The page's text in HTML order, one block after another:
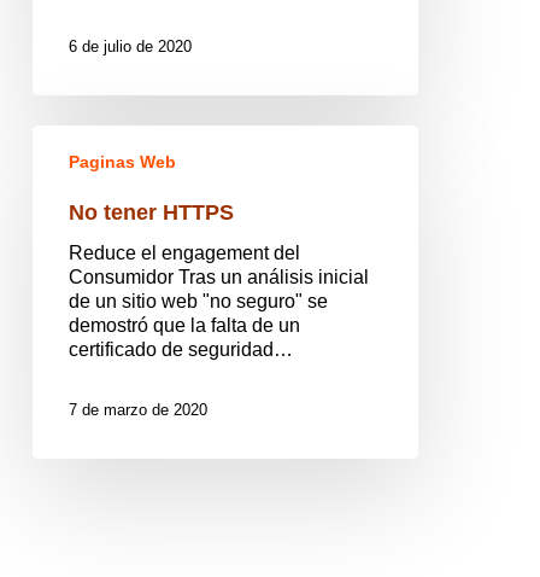
6 de julio de 2020
tenerPaginas Web
No tener HTTPS
Reduce el engagement del
Consumidor Tras un análisis inicial
de un sitio web "no seguro" se
demostró que la falta de un
certificado de seguridad…
7 de marzo de 2020